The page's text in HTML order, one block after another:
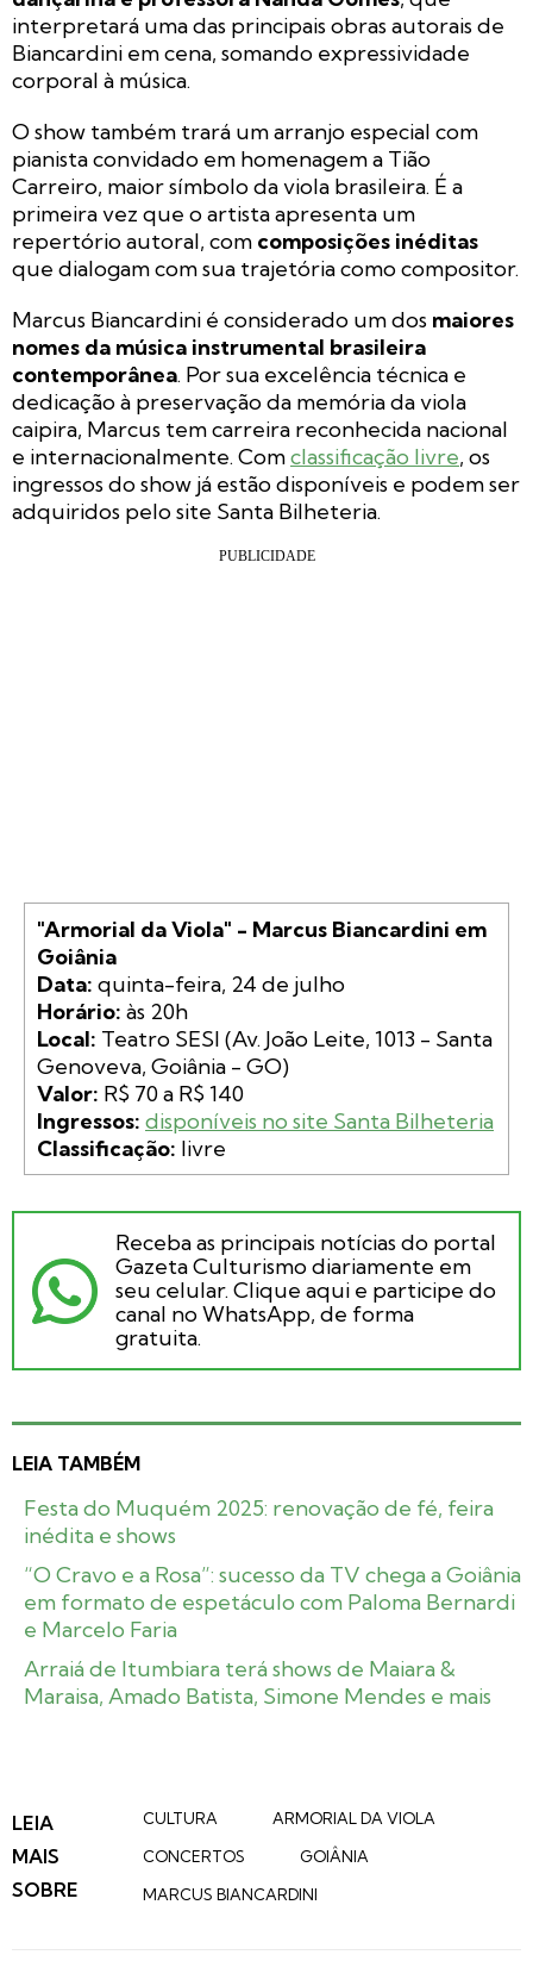
interpretará uma das principais obras autorais de
Biancardini em cena, somando expressividade
corporal à música.
O show também trará um arranjo especial com
pianista convidado em homenagem a Tião
Carreiro, maior símbolo da viola brasileira. É a
primeira vez que o artista apresenta um
repertório autoral, com composições inéditas
que dialogam com sua trajetória como compositor.
Marcus Biancardini é considerado um dos maiores
nomes da música instrumental brasileira
contemporânea. Por sua excelência técnica e
dedicação à preservação da memória da viola
caipira, Marcus tem carreira reconhecida nacional
e internacionalmente. Comclassificação livre, os
ingressos do show já estão disponíveis e podem ser
adquiridos pelo site Santa Bilheteria.
"Armorial da Viola" - Marcus Biancardini em
Goiânia
Data:
Horário:
Local: Teatro SESI (Av. João Leite, 1013 - Santa
Valor:
Ingressos: disponíveis no site Santa Bilheteria
Classificação: livre
Receba as principais notícias do portal
Gazeta Culturismo diariamente em
seu celular. Clique aqui e participe do
canal no WhatsApp, de forma
gratuita.
LEIA TAMBÉM
Festa do Muquém 2025: renovação de fé, feira
inédita e shows
“O Cravo e a Rosa”: sucesso da TV chega a Goiânia
em formato de espetáculo com Paloma Bernardi
e Marcelo Faria
Arraiá de Itumbiara terá shows de Maiara &
Maraisa, Amado Batista, Simone Mendes e mais
LEIA
MAIS
SOBRE
CULTURA
ARMORIAL DA VIOLA
CONCERTOS
GOIÂNIA
MARCUS BIANCARDINI